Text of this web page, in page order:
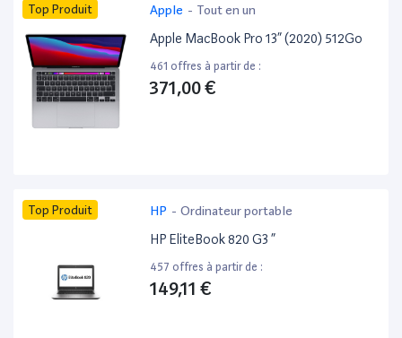
Top Produit Apple - Tout en un
Apple MacBook Pro 13” (2020) 512Go
461 offres à partir de :
371,00 €
Top Produit HP - Ordinateur portable
HP EliteBook 820 G3 ”
457 offres à partir de :
149,11 €